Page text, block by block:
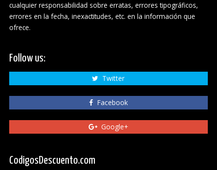
cualquier responsabilidad sobre erratas, errores tipográficos,
errores en la fecha, inexactitudes, etc. en la información que
ofrece.
Follow us:
Twitter
Facebook
Google+
CodigosDescuento.com